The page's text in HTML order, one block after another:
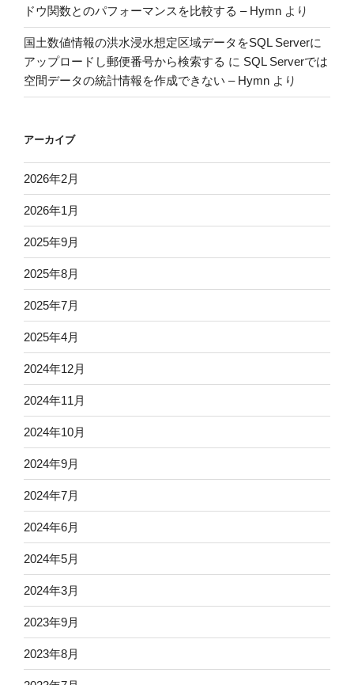
ドウ関数とのパフォーマンスを比較する – Hymn より
国土数値情報の洪水浸水想定区域データをSQL Serverに
アップロードし郵便番号から検索する に SQL Serverでは
空間データの統計情報を作成できない – Hymn より
アーカイブ
2026年2月
2026年1月
2025年9月
2025年8月
2025年7月
2025年4月
2024年12月
2024年11月
2024年10月
2024年9月
2024年7月
2024年6月
2024年5月
2024年3月
2023年9月
2023年8月